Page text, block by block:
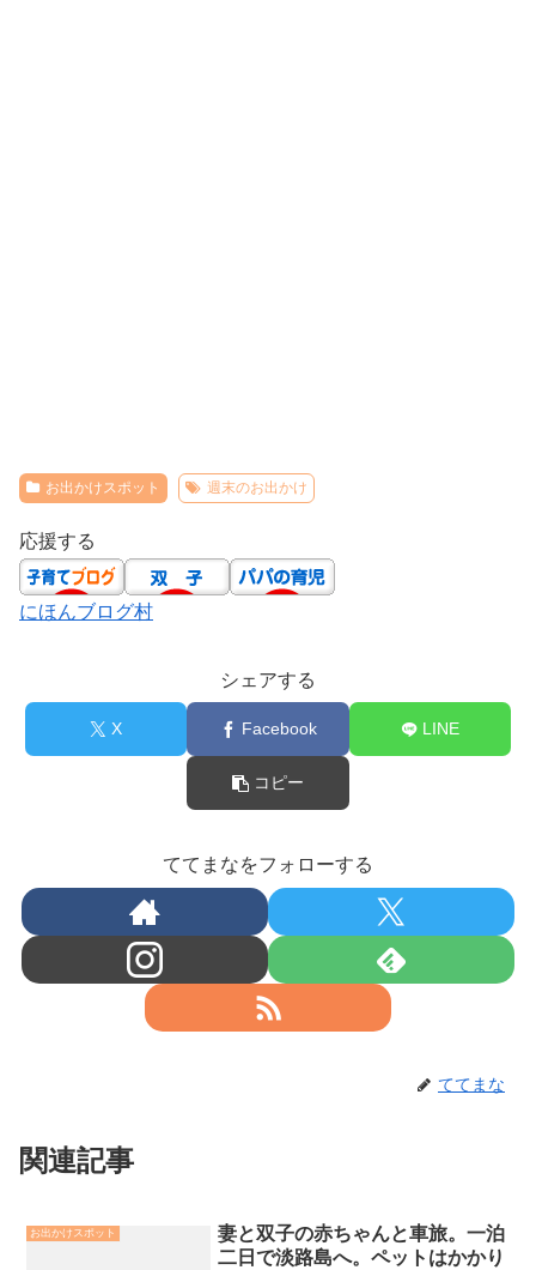
お出かけスポット 週末のお出かけ
応援する
にほんブログ村
シェアする
X Facebook LINE
コピー
ててまなをフォローする
ててまな
関連記事
お出かけスポット
妻と双子の赤ちゃんと車旅。一泊
二日で淡路島へ。ペットはかかり